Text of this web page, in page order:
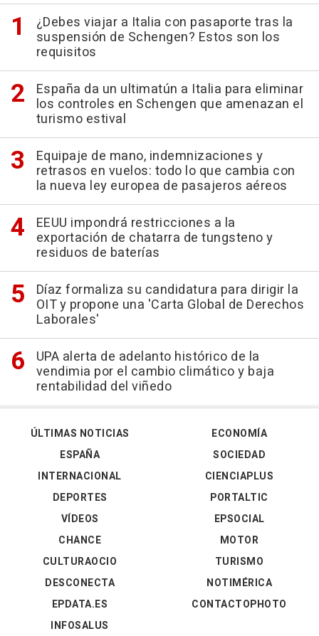
¿Debes viajar a Italia con pasaporte tras la
suspensión de Schengen? Estos son los
requisitos
España da un ultimatún a Italia para eliminar
los controles en Schengen que amenazan el
turismo estival
Equipaje de mano, indemnizaciones y
retrasos en vuelos: todo lo que cambia con
la nueva ley europea de pasajeros aéreos
EEUU impondrá restricciones a la
exportación de chatarra de tungsteno y
residuos de baterías
Díaz formaliza su candidatura para dirigir la
OIT y propone una 'Carta Global de Derechos
Laborales'
UPA alerta de adelanto histórico de la
vendimia por el cambio climático y baja
rentabilidad del viñedo
ÚLTIMAS NOTICIAS
ESPAÑA
INTERNACIONAL
DEPORTES
VÍDEOS
ECONOMÍA
SOCIEDAD
CIENCIAPLUS
PORTALTIC
EPSOCIAL
CHANCE
CULTURAOCIO
DESCONECTA
EPDATA.ES
INFOSALUS
MOTOR
TURISMO
NOTIMÉRICA
CONTACTOPHOTO